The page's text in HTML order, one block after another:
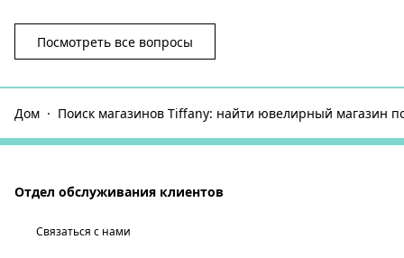
Посмотреть все вопросы
Дом Поиск магазинов Tiffany: найти ювелирный магазин
Отдел обслуживания клиентов
Связаться с нами